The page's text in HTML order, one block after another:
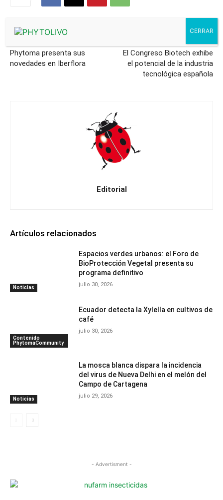
Phytoma presenta sus
novedades en Iberflora
El Congreso Biotech exhibe
el potencial de la industria
tecnológica española
Editorial
Artículos relacionados
Noticias
Espacios verdes urbanos: el Foro de
BioProtección Vegetal presenta su
programa definitivo
julio 30, 2026
Contenido
PhytomaCommunity
Ecuador detecta la Xylella en cultivos de
café
julio 30, 2026
Noticias
La mosca blanca dispara la incidencia
del virus de Nueva Delhi en el melón del
Campo de Cartagena
julio 29, 2026
- Advertisment -